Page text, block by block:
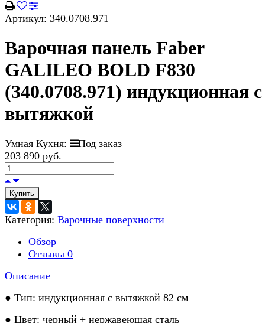
Артикул: 340.0708.971
Варочная панель Faber
GALILEO BOLD F830
(340.0708.971) индукционная с
вытяжкой
Умная Кухня:
Под заказ
203 890 руб.
Купить
Категория: Варочные поверхности
Обзор
Отзывы 0
Описание
● Тип: индукционная с вытяжкой 82 см
● Цвет: черный + нержавеющая сталь